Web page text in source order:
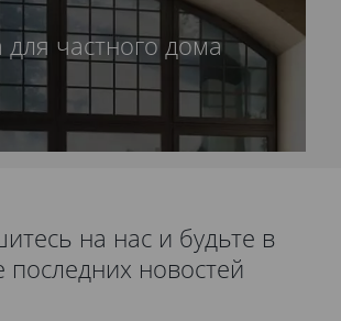
для частного дома
на нас и будьте в
последних новостей